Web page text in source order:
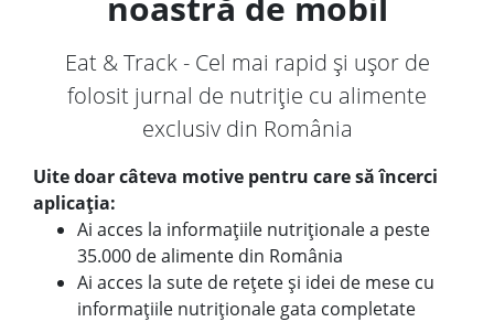
Eat & Track - Cel mai rapid și ușor de
folosit jurnal de nutriție cu alimente
exclusiv din România
Uite doar câteva motive pentru care să încerci
aplicația:
Ai acces la informațiile nutriționale a peste
35.000 de alimente din România
Ai acces la sute de rețete și idei de mese cu
informațiile nutriționale gata completate